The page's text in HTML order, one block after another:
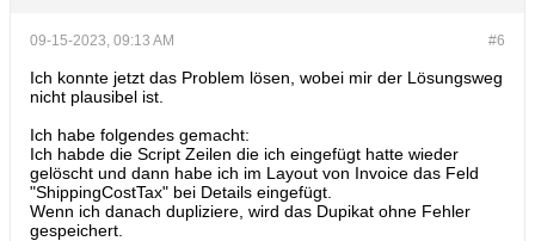
#6
09-15-2023, 09:13 AM
Ich konnte jetzt das Problem lösen, wobei mir der Lösungsweg
nicht plausibel ist.
Ich habe folgendes gemacht:
Ich habde die Script Zeilen die ich eingefügt hatte wieder
gelöscht und dann habe ich im Layout von Invoice das Feld
"ShippingCostTax" bei Details eingefügt.
Wenn ich danach dupliziere, wird das Dupikat ohne Fehler
gespeichert.